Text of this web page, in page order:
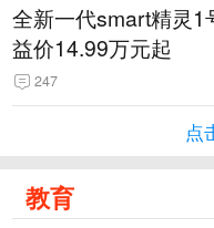
全新一代smart精灵1
益价14.99万元起
247
点
教育